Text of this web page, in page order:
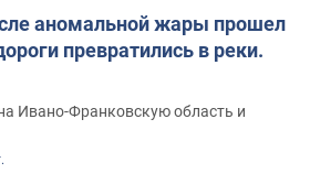
аномальной жары прошел
превратились в реки.
Ивано-Франковскую область и